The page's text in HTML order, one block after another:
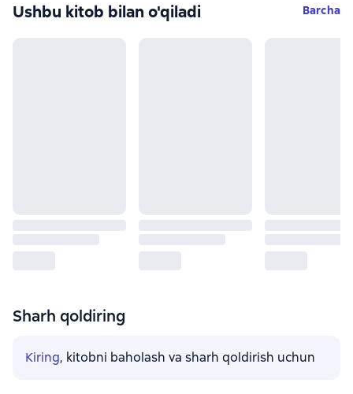
Ushbu kitob bilan o'qiladi Barcha
Sharh qoldiring
Kiring, kitobni baholash va sharh qoldirish uchun